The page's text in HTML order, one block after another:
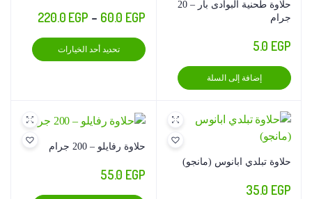
حلاوة طحنية البوادى بار – 20
جرام
5.0 EGP
إضافة إلى السلة
60.0 EGP
–
220.0 EGP
السعر:
من
تحديد أحد الخيارات
هناك
المنتج.
حلاوة تبلدي ابانوس (مانجو)
35.0 EGP
حلاوة رفايلو – 200 جرام
55.0 EGP